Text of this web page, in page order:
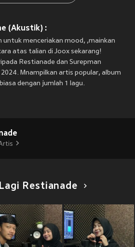
(Akustik) :
untuk menceriakan mood, ,mainkan
atas talian di Joox sekarang!
Restianade dan Surepman
Mnampilkan artis popular, album
dengan jumlah 1 lagu.
Restianade